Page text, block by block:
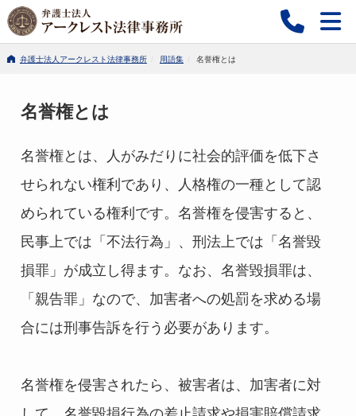
弁護士法人アークレスト法律事務所 用語集 名誉権とは
名誉権とは
名誉権とは、人がみだりに社会的評価を低下さ
せられない権利であり、人格権の一種として認
められている権利です。名誉権を侵害すると、
民事上では「不法行為」、刑法上では「名誉毀
損罪」が成立し得ます。なお、名誉毀損罪は、
「親告罪」なので、加害者への処罰を求める場
合には刑事告訴を行う必要があります。
名誉権を侵害されたら、被害者は、加害者に対